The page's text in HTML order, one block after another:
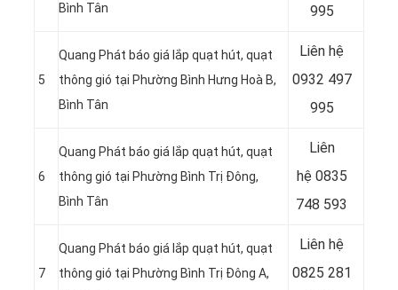
Bình Tân
995
5
Quang Phát báo giá lắp quạt hút, quạt
thông gió tại Phường Bình Hưng Hoà B,
Bình Tân
Liên hệ
0932 497
995
6
Quang Phát báo giá lắp quạt hút, quạt
thông gió tại Phường Bình Trị Đông,
Bình Tân
Liên
hệ 0835
748 593
7
Quang Phát báo giá lắp quạt hút, quạt
thông gió tại Phường Bình Trị Đông A,
Liên hệ
0825 281